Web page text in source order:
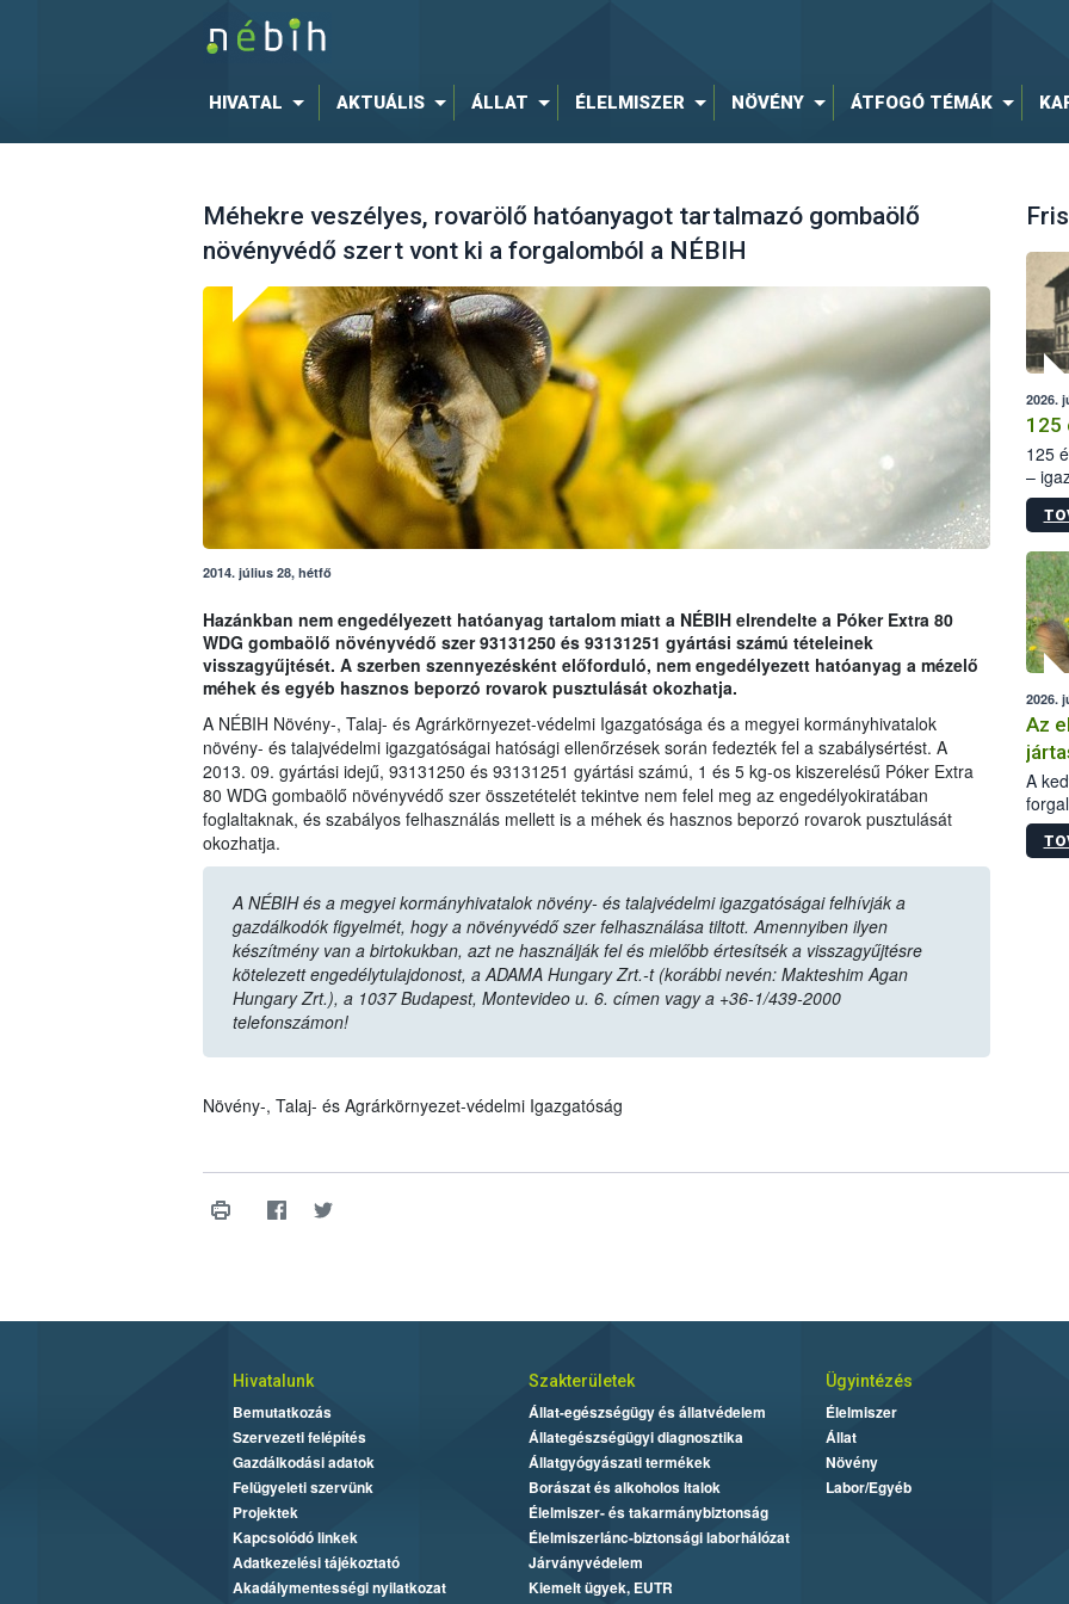
HIVATAL AKTUÁLIS ÁLLAT ÉLELMISZER NÖVÉNY ÁTFOGÓ TÉMÁK
Méhekre veszélyes, rovarölő hatóanyagot tartalmazó gombaölő
növényvédő szert vont ki a forgalomból a NÉBIH
2014. július 28, hétfő
Hazánkban nem engedélyezett hatóanyag tartalom miatt a NÉBIH elrendelte a Póker Extra 80
WDG gombaölő növényvédő szer 93131250 és 93131251 gyártási számú tételeinek
visszagyűjtését. A szerben szennyezésként előforduló, nem engedélyezett hatóanyag a mézelő
méhek és egyéb hasznos beporzó rovarok pusztulását okozhatja.
A NÉBIH Növény-, Talaj- és Agrárkörnyezet-védelmi Igazgatósága és a megyei kormányhivatalok
növény- és talajvédelmi igazgatóságai hatósági ellenőrzések során fedezték fel a szabálysértést. A
2013. 09. gyártási idejű, 93131250 és 93131251 gyártási számú, 1 és 5 kg-os kiszerelésű Póker Extra
80 WDG gombaölő növényvédő szer összetételét tekintve nem felel meg az engedélyokiratában
foglaltaknak, és szabályos felhasználás mellett is a méhek és hasznos beporzó rovarok pusztulását
okozhatja.
A NÉBIH és a megyei kormányhivatalok növény- és talajvédelmi igazgatóságai felhívják a
gazdálkodók figyelmét, hogy a növényvédő szer felhasználása tiltott. Amennyiben ilyen
készítmény van a birtokukban, azt ne használják fel és mielőbb értesítsék a visszagyűjtésre
kötelezett engedélytulajdonost, a ADAMA Hungary Zrt.-t (korábbi nevén: Makteshim Agan
Hungary Zrt.), a 1037 Budapest, Montevideo u. 6. címen vagy a +36-1/439-2000
telefonszámon!
Növény-, Talaj- és Agrárkörnyezet-védelmi Igazgatóság
2026.
125
125
–
15.
2026.
Az
A
Hivatalunk
Bemutatkozás
Szervezeti felépítés
Gazdálkodási adatok
Felügyeleti szervünk
Projektek
Kapcsolódó linkek
Adatkezelési tájékoztató
Akadálymentességi nyilatkozat
Szakterületek
Állat-egészségügy és állatvédelem
Állategészségügyi diagnosztika
Állatgyógyászati termékek
Borászat és alkoholos italok
Élelmiszer- és takarmánybiztonság
Élelmiszerlánc-biztonsági laborhálózat
Járványvédelem
Kiemelt ügyek, EUTR
Ügyintézés
Élelmiszer
Állat
Növény
Labor/Egyéb